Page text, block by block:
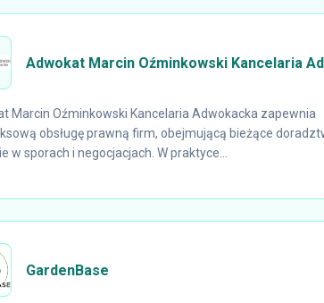
Adwokat Marcin Oźminkowski Kancelaria
Marcin Oźminkowski Kancelaria Adwokacka zapewnia
obsługę prawną firm, obejmującą bieżące
w sporach i negocjacjach. W praktyce...
GardenBase